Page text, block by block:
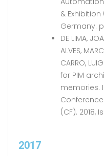
& Exhibition
Germany.
DE LIMA,
ALVES,
CARRO,
for PIM
memories.
(CF). 2018,
2017